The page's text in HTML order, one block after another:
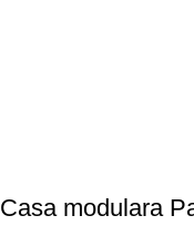
Casa modulara